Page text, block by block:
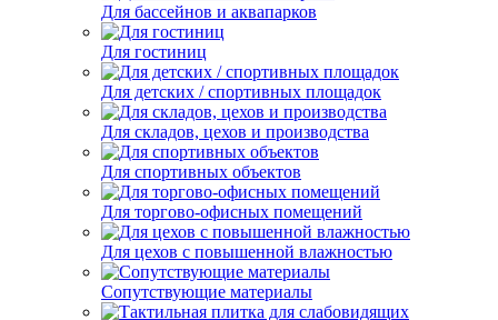
Для бассейнов и аквапарков
Для гостиниц
Для детских / спортивных площадок
Для складов, цехов и производства
Для спортивных объектов
Для торгово-офисных помещений
Для цехов с повышенной влажностью
Сопутствующие материалы